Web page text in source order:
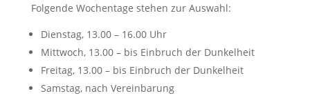
Folgende Wochentage stehen zur Auswahl:
Dienstag, 13.00 – 16.00 Uhr
Mittwoch, 13.00 – bis Einbruch der Dunkelheit
Freitag, 13.00 – bis Einbruch der Dunkelheit
Samstag, nach Vereinbarung